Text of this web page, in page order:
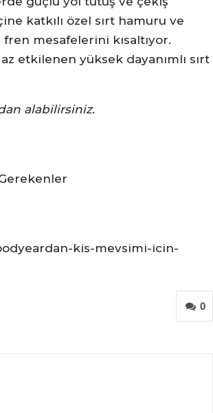
katkılı özel sırt hamuru ve
mesafelerini kısaltıyor.
etkilenen yüksek dayanımlı sırt
alabilirsiniz.
kis-mevsimi-icin-
0